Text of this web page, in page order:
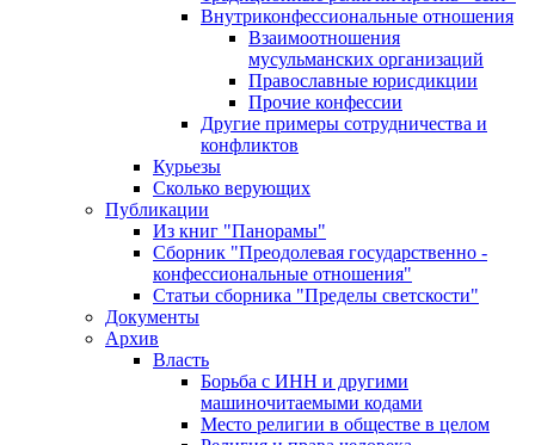
Внутриконфессиональные отношения
Взаимоотношения
мусульманских организаций
Православные юрисдикции
Прочие конфессии
Другие примеры сотрудничества и
конфликтов
Курьезы
Сколько верующих
Публикации
Из книг "Панорамы"
Сборник "Преодолевая государственно -
конфессиональные отношения"
Статьи сборника "Пределы светскости"
Документы
Архив
Власть
Борьба с ИНН и другими
машиночитаемыми кодами
Место религии в обществе в целом